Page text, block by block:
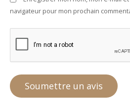
navigateur pour mon prochain